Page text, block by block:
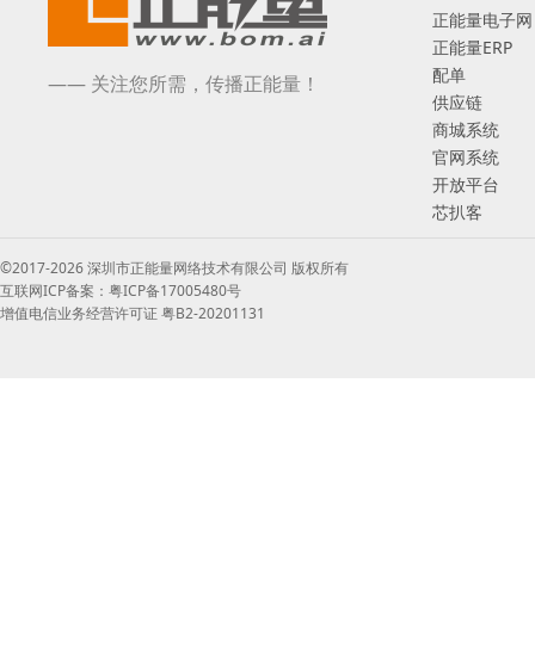
—— 关注您所需，传播正能量！
正能量电子网
正能量ERP
配单
供应链
商城系统
官网系统
开放平台
芯扒客
©2017-2026 深圳市正能量网络技术有限公司 版权所有
互联网ICP备案：粤ICP备17005480号
增值电信业务经营许可证 粤B2-20201131